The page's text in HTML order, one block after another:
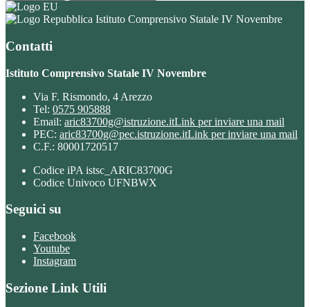
Istituto Comprensivo Statale IV Novembre
Contatti
Istituto Comprensivo Statale IV Novembre
Via F. Rismondo, 4 Arezzo
Tel: 0575 905888
Email: aric83700g@istruzione.itLink per inviare una mail
PEC: aric83700g@pec.istruzione.itLink per inviare una mail
C.F.: 80001720517
Codice iPA istsc_ARIC83700G
Codice Univoco UFNBWX
Seguici su
Facebook
Youtube
Instagram
Sezione Link Utili